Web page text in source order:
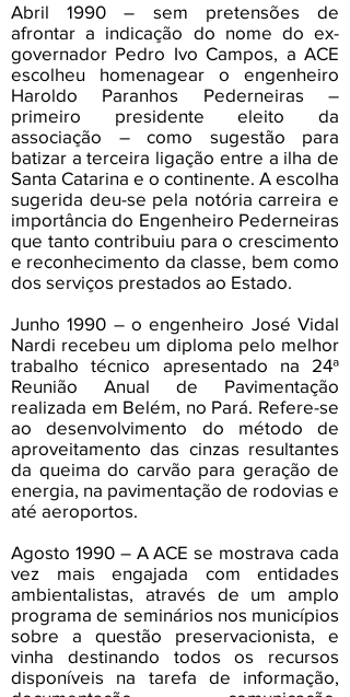
Abril 1990 – sem pretensões de
afrontar a indicação do nome do ex-
governador Pedro Ivo Campos, a ACE
escolheu homenagear o engenheiro
Haroldo Paranhos Pederneiras –
primeiro presidente eleito da
associação – como sugestão para
batizar a terceira ligação entre a ilha de
Santa Catarina e o continente. A escolha
sugerida deu-se pela notória carreira e
importância do Engenheiro Pederneiras
que tanto contribuiu para o crescimento
e reconhecimento da classe, bem como
dos serviços prestados ao Estado.
Junho 1990 – o engenheiro José Vidal
Nardi recebeu um diploma pelo melhor
trabalho técnico apresentado na 24ª
Reunião Anual de Pavimentação
realizada em Belém, no Pará. Refere-se
ao desenvolvimento do método de
aproveitamento das cinzas resultantes
da queima do carvão para geração de
energia, na pavimentação de rodovias e
até aeroportos.
Agosto 1990 – A ACE se mostrava cada
vez mais engajada com entidades
ambientalistas, através de um amplo
programa de seminários nos municípios
sobre a questão preservacionista, e
vinha destinando todos os recursos
disponíveis na tarefa de informação,